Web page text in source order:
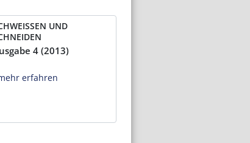
UND
4 (2013)
erfahren